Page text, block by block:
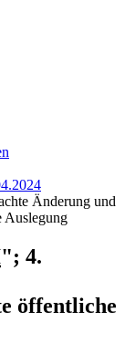
Änderung und
Auslegung
"; 4.
öffentliche